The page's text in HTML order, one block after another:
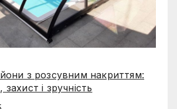
з розсувним накриттям:
і зручність